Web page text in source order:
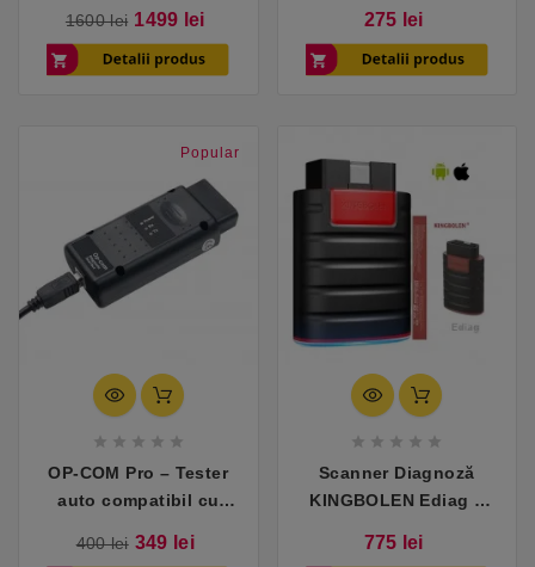
1600 lei 1499 lei 275 lei
Popular
    
OP-COM Pro – Tester
auto compatibil cu
400 lei 349 lei
    
Scanner Diagnoză
KINGBOLEN Ediag –
ECU
775 lei